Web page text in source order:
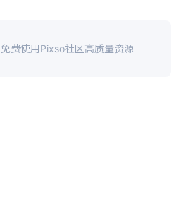
免费使用Pixso社区高质量资源